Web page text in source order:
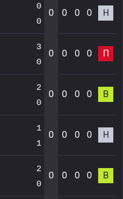
0
0
0 0 0 0 Н
3
0
0 0 0 0 П
2
0
0 0 0 0 В
1
1
0 0 0 0 Н
2
0
0 0 0 0 В